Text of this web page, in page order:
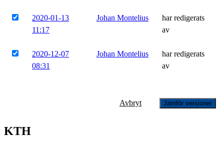
2020-01-13
11:17
Johan Montelius
har redigerats
av
2020-12-07
08:31
Johan Montelius
har redigerats
av
Avbryt Jämför versioner
KTH